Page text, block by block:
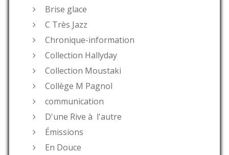
Brise glace
C Très Jazz
Chronique-information
Collection Hallyday
Collection Moustaki
Collège M Pagnol
communication
D'une Rive à l'autre
Émissions
En Douce